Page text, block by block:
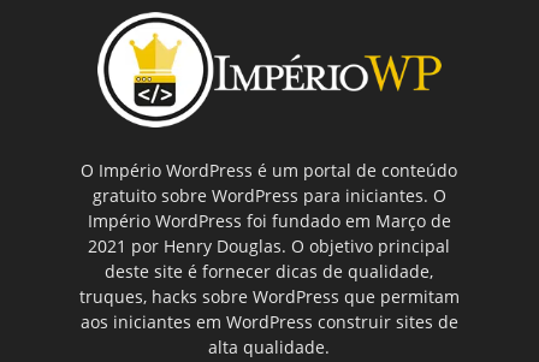
O Império WordPress é um portal de conteúdo
gratuito sobre WordPress para iniciantes. O
Império WordPress foi fundado em Março de
2021 por Henry Douglas. O objetivo principal
deste site é fornecer dicas de qualidade,
truques, hacks sobre WordPress que permitam
aos iniciantes em WordPress construir sites de
alta qualidade.